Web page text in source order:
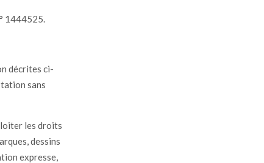
1444525.
décrites ci-
sans
les droits
dessins
expresse,